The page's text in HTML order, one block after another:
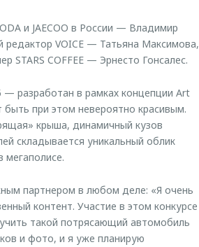
и JAECOO в России — Владимир
редактор VOICE — Татьяна Максимова,
COFFEE — Эрнесто Гонсалес.
— разработан в рамках концепции Art
при этом невероятно красивым.
крыша, динамичный кузов
складывается уникальный облик
партнером в любом деле: «Я очень
контент. Участие в этом конкурсе
такой потрясающий автомобиль
и фото, и я уже планирую